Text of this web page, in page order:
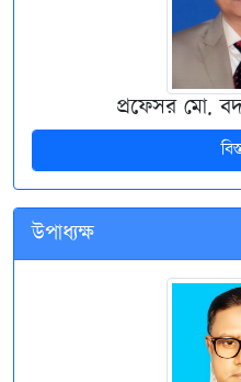
প্রফেসর মো.
উপাধ্যক্ষ